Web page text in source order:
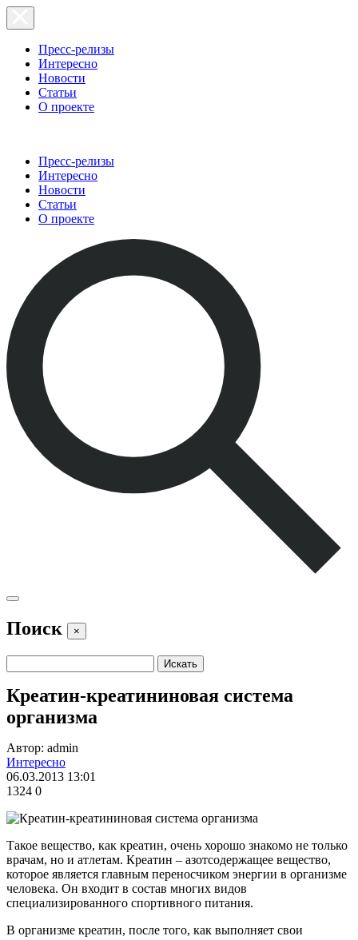
Пресс-релизы
Интересно
Новости
Статьи
О проекте
Пресс-релизы
Интересно
Новости
Статьи
О проекте
Поиск ×
Креатин-креатининовая система
организма
Автор: admin
Интересно
06.03.2013 13:01
1324 0
Такое вещество, как креатин, очень хорошо знакомо не только
врачам, но и атлетам. Креатин – азотсодержащее вещество,
которое является главным переносчиком энергии в организме
человека. Он входит в состав многих видов
специализированного спортивного питания.
В организме креатин, после того, как выполняет свои